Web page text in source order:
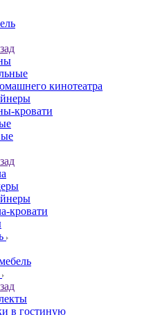
кинотеатра
кровати
кровати
в гостиную